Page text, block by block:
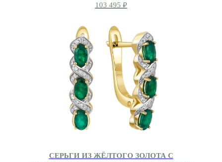
103 495 ₽
СЕРЬГИ ИЗ ЖЁЛТОГО ЗОЛОТА С